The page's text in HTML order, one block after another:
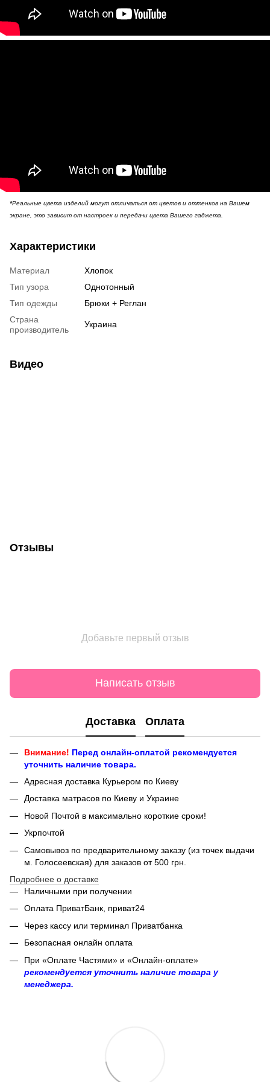
*Реальные цвета изделий могут отличаться от цветов и оттенков на Вашем
экране, это зависит от настроек и передачи цвета Вашего гаджета.
Характеристики
Материал
Хлопок
Тип узора
Однотонный
Тип одежды
Брюки + Реглан
Страна
производитель
Украина
Видео
Отзывы
Добавьте первый отзыв
Написать отзыв
Доставка Оплата
Внимание! Перед онлайн-оплатой рекомендуется
уточнить наличие товара.
Адресная доставка Курьером по Киеву
Доставка матрасов по Киеву и Украине
Новой Почтой в максимально короткие сроки!
Укрпочтой
Самовывоз по предварительному заказу (из точек выдачи
м. Голосеевская) для заказов от 500 грн.
Подробнее о доставке
Наличными при получении
Оплата ПриватБанк, приват24
Через кассу или терминал Приватбанка
Безопасная онлайн оплата
При «Оплате Частями» и «Онлайн-оплате»
рекомендуется уточнить наличие товара у
менеджера.